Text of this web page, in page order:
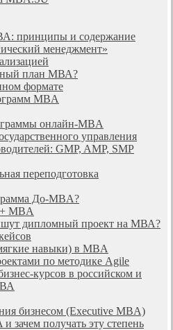
принципы и содержание
менеджмент»
план МВА?
формате
MBA
онлайн-MBA
управления
GMP, AMP, SMP
переподготовка
До-MBA?
MBA
дипломный проект на МВА?
навыки) в MBA
по методике Agile
курсов в российском и
бизнесом (Executive MBA)
зачем получать эту степень